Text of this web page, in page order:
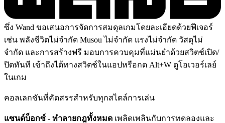
ซึ่ง Wand ขอเสนอการจัดการสมดุลเกมโดยละเอียดด้วยฟีเจอร์
เช่น พลังชีวิตไม่จำกัด Musou ไม่จำกัด แรงไม่จำกัด วัสดุไม่
จำกัด และการสร้างฟรี มอบการควบคุมที่แม่นยำด้วยสวิตช์เปิด/
ปิดทันที เข้าถึงได้ทางสวิตช์ในแอปหรือกด Alt+W ดูโอเวอร์เลย์
ในเกม
คอลเลกชันที่คัดสรรสำหรับทุกสไตล์การเล่น
แซนด์บ็อกซ์ - ทำลายกฎทั้งหมด เพลิดเพลินกับการทดลองและ